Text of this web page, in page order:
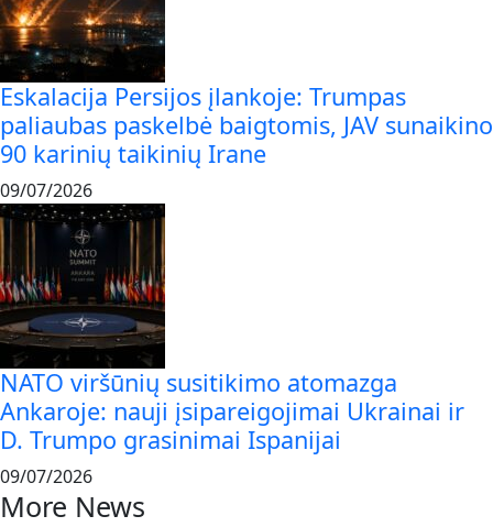
Eskalacija Persijos įlankoje: Trumpas
paliaubas paskelbė baigtomis, JAV sunaikino
90 karinių taikinių Irane
09/07/2026
NATO viršūnių susitikimo atomazga
Ankaroje: nauji įsipareigojimai Ukrainai ir
D. Trumpo grasinimai Ispanijai
09/07/2026
More News